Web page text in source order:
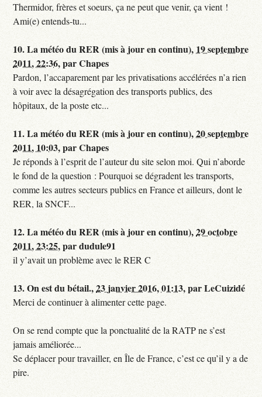
Thermidor, frères et soeurs, ça ne peut que venir, ça vient !
Ami(e) entends-tu...
10.La météo du RER (mis à jour en continu), 19 septembre
2011, 22:36,parChapes
Pardon, l’accaparement par les privatisations accélérées n’a rien
à voir avec la désagrégation des transports publics, des
hôpitaux, de la poste etc...
11.La météo du RER (mis à jour en continu),20 septembre
2011, 10:03,parChapes
Je réponds à l’esprit de l’auteur du site selon moi. Qui n’aborde
le fond de la question : Pourquoi se dégradent les transports,
comme les autres secteurs publics en France et ailleurs, dont le
RER, la SNCF...
12.La météo du RER (mis à jour en continu),29 octobre
2011, 23:25,pardudule91
il y’avait un problème avec le RER C
13.On est du bétail.,23 janvier 2016, 01:13,parLeCuizidé
Merci de continuer à alimenter cette page.
On se rend compte que la ponctualité de la RATP ne s’est
jamais améliorée...
Se déplacer pour travailler, en Île de France, c’est ce qu’il y a de
pire.